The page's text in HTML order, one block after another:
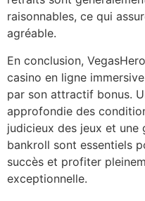
raisonnables, ce qui
agréable.
En conclusion,
casino en ligne
par son attractif bonus.
approfondie des
judicieux des jeux et
bankroll sont essentiels
succès et profiter
exceptionnelle.